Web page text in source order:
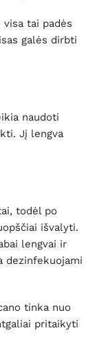
tai padės
galės dirbti
naudoti
Jį lengva
todėl po
išvalyti.
lengvai ir
dezinfekuojami
tinka nuo
pritaikyti